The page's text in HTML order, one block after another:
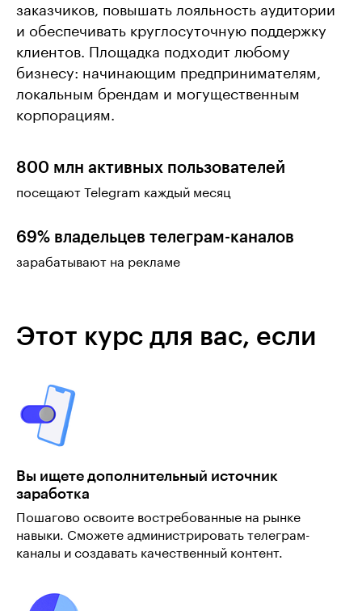
заказчиков, повышать лояльность аудитории
и обеспечивать круглосуточную поддержку
клиентов. Площадка подходит любому
бизнесу: начинающим предпринимателям,
локальным брендам и могущественным
корпорациям.
800 млн активных пользователей
посещают Telegram каждый месяц
69% владельцев телеграм-каналов
зарабатывают на рекламе
Этот курс для вас, если
Вы ищете дополнительный источник
заработка
Пошагово освоите востребованные на рынке
навыки. Сможете администрировать телеграм-
каналы и создавать качественный контент.